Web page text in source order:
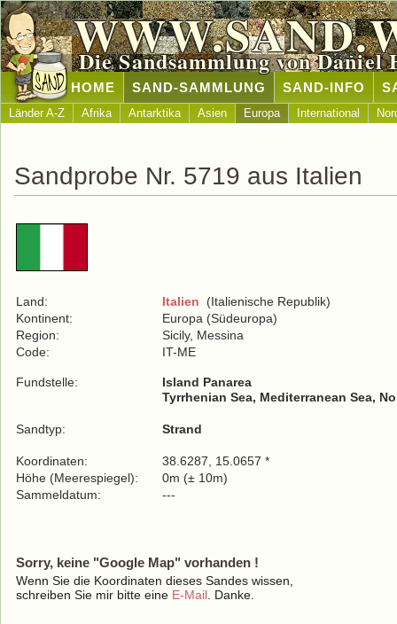
Die Sandsammlung von Daniel
HOME SAND-SAMMLUNG SAND-INFO
Länder A-Z Afrika Antarktika Asien Europa International
Sandprobe Nr. 5719 aus Italien
Land: Italien (Italienische Republik)
Kontinent:
Europa (Südeuropa)
Region:
Sicily, Messina
Code:
IT-ME
Fundstelle:
Island Panarea
Tyrrhenian Sea, Mediterranean Sea,
Sandtyp: Strand
Koordinaten:
38.6287, 15.0657 *
Höhe (Meerespiegel):
0m (± 10m)
Sammeldatum:
---
Sorry, keine "Google Map" vorhanden !
Wenn Sie die Koordinaten dieses Sandes wissen,
schreiben Sie mir bitte eine E-Mail . Danke.